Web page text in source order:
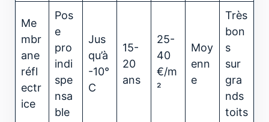
Me
mbr
ane
réfl
ectr
ice
Pos
e
pro
indi
spe
nsa
ble
Jus
qu’à
-10°
C
15-
20
ans
25-
40
€/m
²
Moy
enn
e
Très
bon
s
sur
gra
nds
toits